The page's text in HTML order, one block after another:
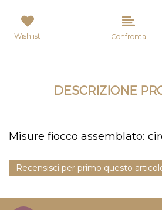
Wishlist Confronta
DESCRIZIONE
Misure fiocco assemblato:
Recensisci per primo questo